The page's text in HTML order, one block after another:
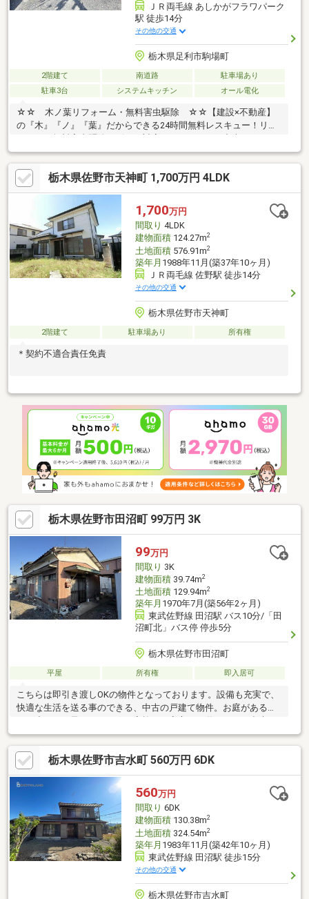
ＪＲ両毛線 あしかがフラワパーク
駅 徒歩14分
その他の交通
栃木県足利市駒場町
2階建て 南道路
駐車場あり
駐車3台
システムキッチン オール電化
☆☆ 木ノ葉リフォーム・無料害虫駆除 ☆☆【建設×不動産】
の『木』『ノ』『葉』だからできる24時間無料レスキュー！リフ
ターサービスがついており、住んでからの安心をずっとお届けし
ます！内覧時に、無料相談・お見積りも物件ごとに作成可能！！
オウチ探しも、リフォームも一緒に相談できます！＼弊社には、
『きつね隊』・『ゴリラ隊』という無料かけつけサービスの仕組
みが、整っています♪／住んでからのお家トラブル、緊急対応も承
っております♪お家のこと、すべて木ノ葉プランニングにお任せく
ださい＾＾
栃木県佐野市天神町 1,700万円 4LDK
1,700万円
間取り 4LDK
建物面積124.27m2
土地面積576.91m2
築年月 1988年11月(築37年10ヶ月)
ＪＲ両毛線 佐野駅 徒歩14分
その他の交通
栃木県佐野市天神町
2階建て 駐車場あり 所有権
＊契約不適合責任免責
栃木県佐野市田沼町 99万円 3K
99万円
間取り 3K
建物面積39.74m2
土地面積129.94m2
築年月 1970年7月(築56年2ヶ月)
東武佐野線 田沼駅 バス10分/「田
沼町北」バス停 停歩5分
栃木県佐野市田沼町
平屋 所有権 即入居可
こちらは即引き渡しOKの物件となっております。設備も充実で、
快適な生活を送る事のできる、中古の戸建て物件。お庭があるの
す。
栃木県佐野市吉水町 560万円 6DK
560万円
間取り 6DK
建物面積130.38m2
土地面積324.54m2
築年月 1983年11月(築42年10ヶ月)
東武佐野線 田沼駅 徒歩15分
その他の交通
栃木県佐野市吉水町